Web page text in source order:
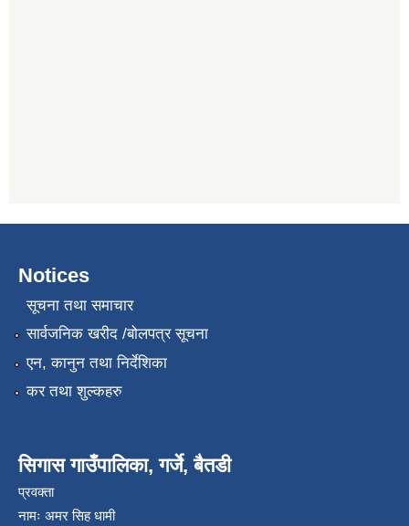
Notices
सूचना तथा समाचार
सार्वजनिक खरीद /बोलपत्र सूचना
एन, कानुन तथा निर्देशिका
कर तथा शुल्कहरु
सिगास गाउँपालिका, गर्जे, बैतडी
प्रवक्ता
नामः अमर सिह धामी